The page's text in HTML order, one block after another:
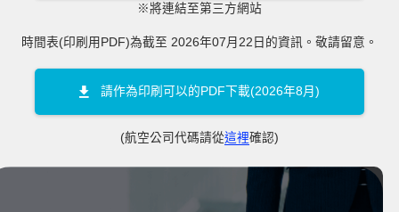
※將連結至第三方網站
時間表(印刷用PDF)為截至 2026年07月22日的資訊。敬請留意。
請作為印刷可以的PDF下載(2026年8月)
(航空公司代碼請從這裡確認)